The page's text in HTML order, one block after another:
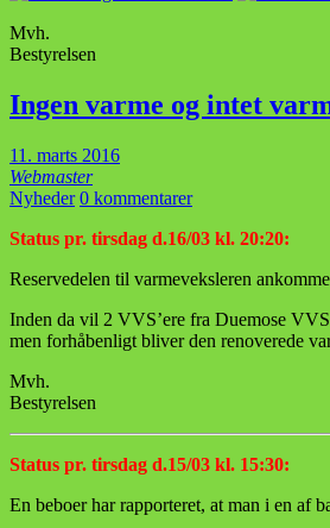
Mvh.
Bestyrelsen
Ingen varme og intet
11. marts 2016
Webmaster
Nyheder 0 kommentarer
Status pr. tirsdag d.16/03 kl. 20:20:
Reservedelen til varmeveksleren
Inden da vil 2 VVS’ere fra Duemose
men forhåbenligt bliver den renoverede
Mvh.
Bestyrelsen
Status pr. tirsdag d.15/03 kl. 15:30:
En beboer har rapporteret, at man i en af